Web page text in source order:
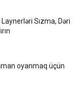
Sızma, Dəri
oyanmaq üçün